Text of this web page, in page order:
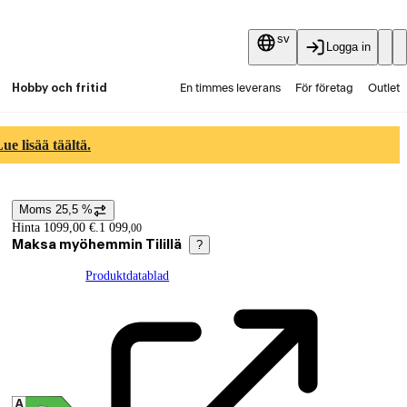
sv
Logga in
Hobby och fritid En timmes leverans För företag Outlet
lisää täältä.
Prisinformation
Moms 25,5 %
Hinta 1099,00 €. 1 099,00
Maksa myöhemmin Tilillä ?
Produktdatablad